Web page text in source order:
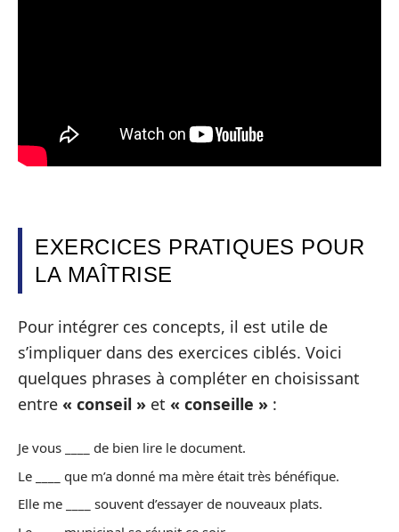
EXERCICES PRATIQUES POUR
LA MAÎTRISE
Pour intégrer ces concepts, il est utile de
s’impliquer dans des exercices ciblés. Voici
quelques phrases à compléter en choisissant
entre « conseil » et « conseille » :
Je vous ____ de bien lire le document.
Le ____ que m’a donné ma mère était très bénéfique.
Elle me ____ souvent d’essayer de nouveaux plats.